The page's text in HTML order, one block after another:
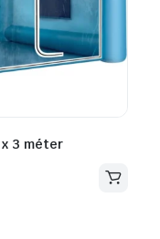
3 méter